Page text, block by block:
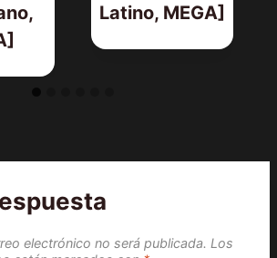
Latino, MEGA]
electrónico no será publicada. Los